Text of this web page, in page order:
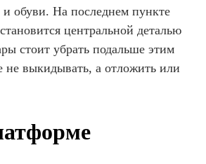
и обуви. На последнем пункте
центральной деталью
стоит убрать подальше этим
выкидывать, а отложить или